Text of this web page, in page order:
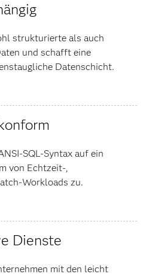
strukturierte als auch
und schafft eine
Datenschicht.
SQL-Syntax auf ein
von Echtzeit-,
Workloads zu.
Dienste
mit den leicht